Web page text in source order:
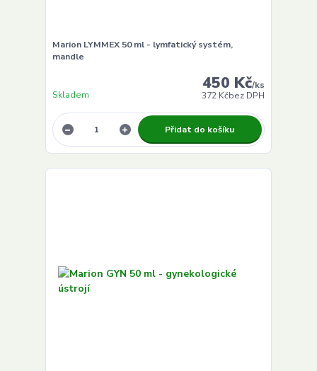
Marion LYMMEX 50 ml - lymfatický systém,
mandle
450 Kč/ks
372 Kčbez DPH
Skladem
Přidat do košíku